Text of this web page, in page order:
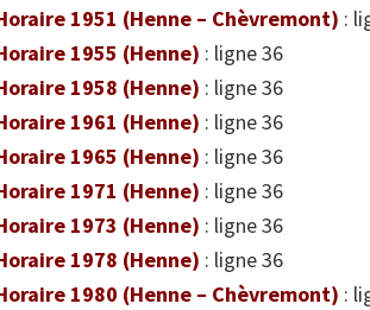
1951 (Henne – Chèvremont) :
1955 (Henne) : ligne 36
1958 (Henne) : ligne 36
1961 (Henne) : ligne 36
1965 (Henne) : ligne 36
1971 (Henne) : ligne 36
1973 (Henne) : ligne 36
1978 (Henne) : ligne 36
1980 (Henne – Chèvremont) :